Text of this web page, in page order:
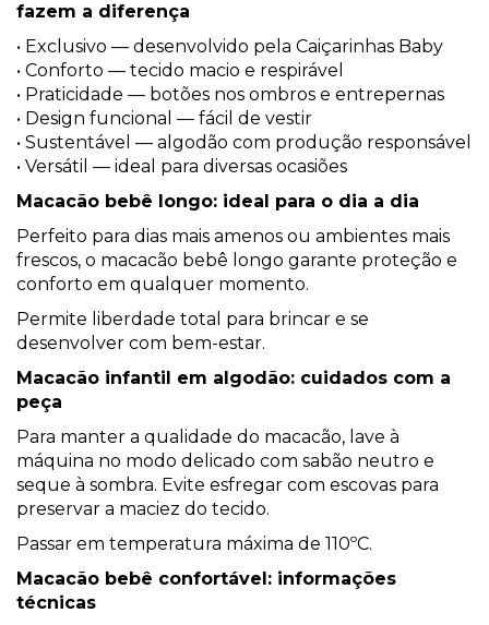
fazem a diferença
• Exclusivo — desenvolvido pela Caiçarinhas Baby
• Conforto — tecido macio e respirável
• Praticidade — botões nos ombros e entrepernas
• Design funcional — fácil de vestir
• Sustentável — algodão com produção responsável
• Versátil — ideal para diversas ocasiões
Macacão bebê longo: ideal para o dia a dia
Perfeito para dias mais amenos ou ambientes mais
frescos, o macacão bebê longo garante proteção e
conforto em qualquer momento.
Permite liberdade total para brincar e se
desenvolver com bem-estar.
Macacão infantil em algodão: cuidados com a
peça
Para manter a qualidade do macacão, lave à
máquina no modo delicado com sabão neutro e
seque à sombra. Evite esfregar com escovas para
preservar a maciez do tecido.
Passar em temperatura máxima de 110ºC.
Macacão bebê confortável: informações
técnicas